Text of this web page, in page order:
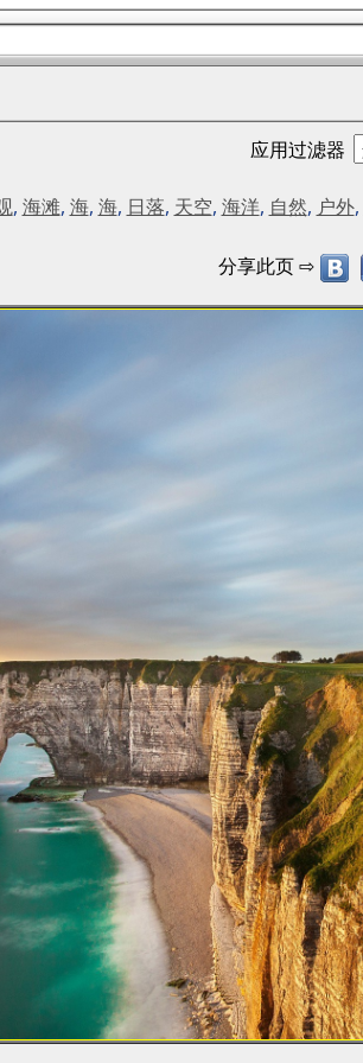
应用过滤器
, 海滩, 海, 海, 日落, 天空, 海洋, 自然, 户外,